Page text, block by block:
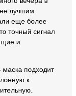
лучшим
еще более
точный сигнал
и
подходит
к